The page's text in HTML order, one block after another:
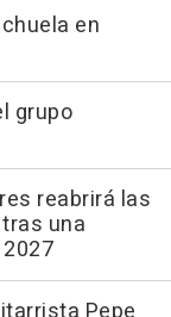
en
grupo
reabrirá las
una